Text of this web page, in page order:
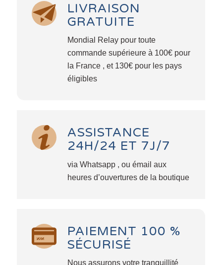
LIVRAISON
GRATUITE
Mondial Relay pour toute
commande supérieure à 100€ pour
la France , et 130€ pour les pays
éligibles
ASSISTANCE
24H/24 ET 7J/7
via Whatsapp , ou émail aux
heures d’ouvertures de la boutique
PAIEMENT 100 %
SÉCURISÉ
Nous assurons votre tranquillité